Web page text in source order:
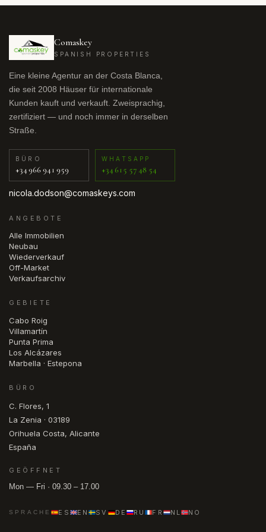
Comaskey
SPANISH PROPERTIES
Eine kleine Agentur an der Costa Blanca,
die seit 2008 Häuser für internationale
Kunden kauft und verkauft. Zweisprachig,
zertifiziert — und noch immer in derselben
Straße.
BÜRO
+34 966 941 959
WHATSAPP
+34 615 57 48 54
nicola.dodson@comaskeys.com
ANGEBOTE
Alle Immobilien
Neubau
Wiederverkauf
Off-Market
Verkaufsarchiv
GEBIETE
Cabo Roig
Villamartín
Punta Prima
Los Alcázares
Marbella · Estepona
BÜRO
C. Flores, 1
La Zenia · 03189
Orihuela Costa, Alicante
España
GEÖFFNET
Mon — Fri · 09.30 – 17.00
SPRACHE ES EN SV DE RU FR NL NO